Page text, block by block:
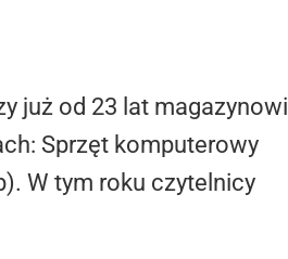
już od 23 lat magazynowi
Sprzęt komputerowy
W tym roku czytelnicy